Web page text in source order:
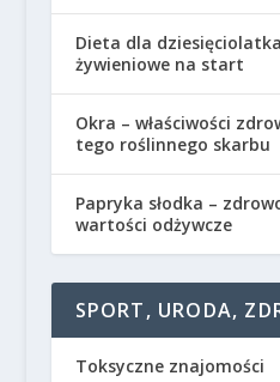
Dieta dla
żywieniowe na start
Okra – właściwości
tego roślinnego skarbu
Papryka słodka –
wartości odżywcze
SPORT, URODA,
Toksyczne znajomości